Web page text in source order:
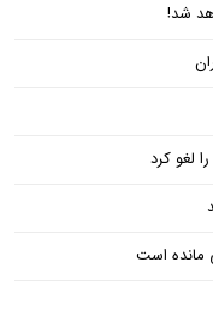
شد!
لغو کرد
مانده است